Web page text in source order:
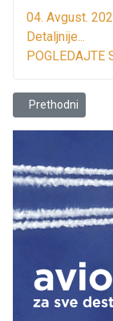
04. Avgust.
Detaljnije...
POGLEDAJTE
Prethodni
Prethodni